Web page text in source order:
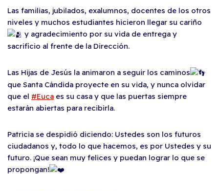
Las familias, jubilados, exalumnos, docentes de los otros
niveles y muchos estudiantes hicieron llegar su cariño
y agradecimiento por su vida de entrega y
sacrificio al frente de la Dirección.
Las Hijas de Jesús la animaron a seguir los caminos
que Santa Cándida proyecte en su vida, y nunca olvidar
que el #Euca es su casa y que las puertas siempre
estarán abiertas para recibirla.
Patricia se despidió diciendo: Ustedes son los futuros
ciudadanos y, todo lo que hacemos, es por Ustedes y su
futuro. ¡Que sean muy felices y puedan lograr lo que se
propongan!